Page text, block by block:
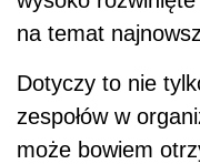
na temat
Dotyczy to nie
zespołów w
może bowiem